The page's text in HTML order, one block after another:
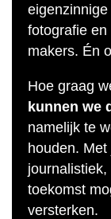
fotografie
makers. Én
Hoe graag
kunnen we
namelijk te
houden.
toekomst
versterken.